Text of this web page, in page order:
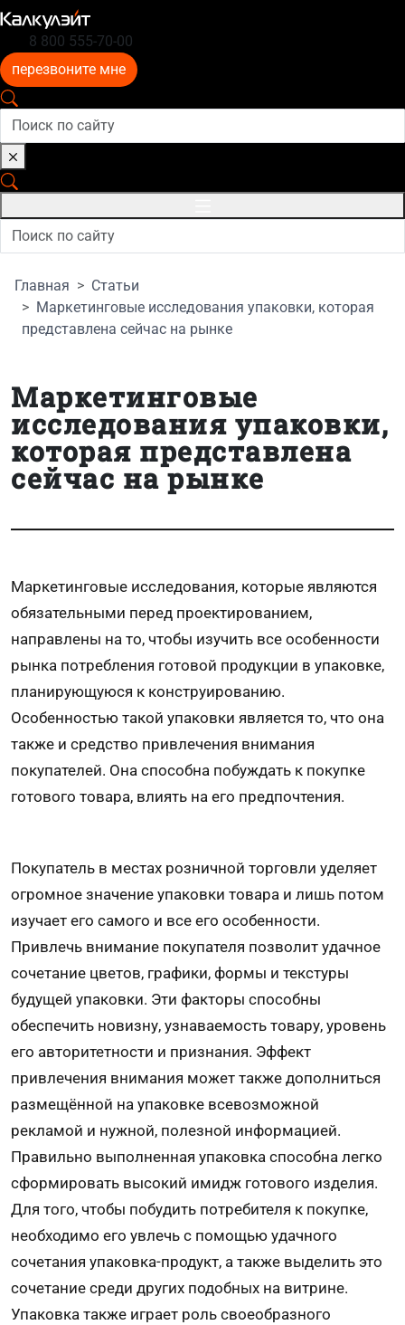
8 800 555-70-00
перезвоните мне
Главная
Статьи
Маркетинговые исследования упаковки, которая
представлена сейчас на рынке
Маркетинговые
исследования упаковки,
которая представлена
сейчас на рынке
Маркетинговые исследования, которые являются
обязательными перед проектированием,
направлены на то, чтобы изучить все особенности
рынка потребления готовой продукции в упаковке,
планирующуюся к конструированию.
Особенностью такой упаковки является то, что она
также и средство привлечения внимания
покупателей. Она способна побуждать к покупке
готового товара, влиять на его предпочтения.
Покупатель в местах розничной торговли уделяет
огромное значение упаковки товара и лишь потом
изучает его самого и все его особенности.
Привлечь внимание покупателя позволит удачное
сочетание цветов, графики, формы и текстуры
будущей упаковки. Эти факторы способны
обеспечить новизну, узнаваемость товару, уровень
его авторитетности и признания. Эффект
привлечения внимания может также дополниться
размещённой на упаковке всевозможной
рекламой и нужной, полезной информацией.
Правильно выполненная упаковка способна легко
сформировать высокий имидж готового изделия.
Для того, чтобы побудить потребителя к покупке,
необходимо его увлечь с помощью удачного
сочетания упаковка-продукт, а также выделить это
сочетание среди других подобных на витрине.
Упаковка также играет роль своеобразного